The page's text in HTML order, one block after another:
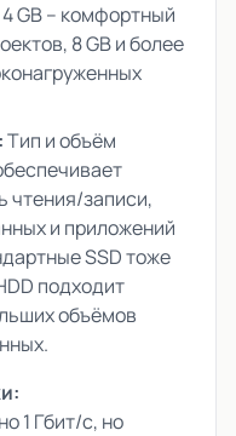
GB – комфортный
8 GB и более
Тип и объём
чтения/записи,
и приложений
SSD тоже
подходит
объёмов
1 Гбит/с, но